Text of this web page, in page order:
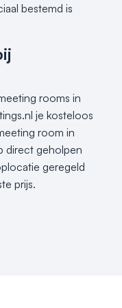
bestemd is
rooms in
je kosteloos
room in
direct geholpen
geregeld
prijs.